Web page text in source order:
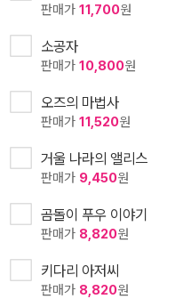
판매가 11,700원
소공자
판매가 10,800원
오즈의 마법사
판매가 11,520원
거울 나라의 앨리스
판매가 9,450원
곰돌이 푸우 이야기
판매가 8,820원
키다리 아저씨
판매가 8,820원